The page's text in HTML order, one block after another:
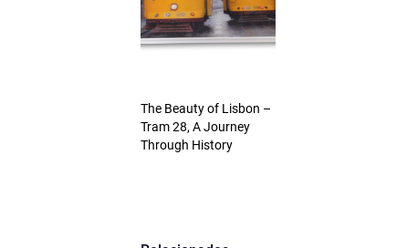
The Beauty of Lisbon –
Tram 28, A Journey
Through History